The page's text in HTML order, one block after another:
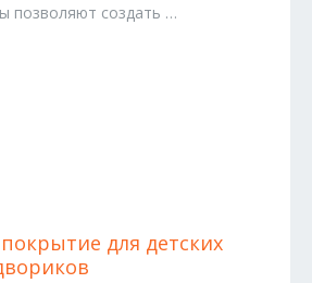
позволяют создать …
для детских